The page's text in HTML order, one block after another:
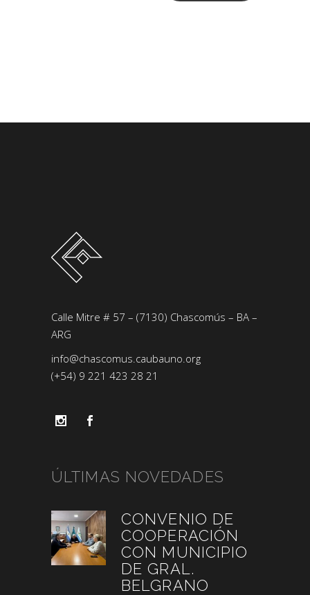
Calle Mitre # 57 – (7130) Chascomús – BA –
ARG
info@chascomus.caubauno.org
(+54) 9 221 423 28 21
ÚLTIMAS NOVEDADES
CONVENIO DE
COOPERACIÓN
CON MUNICIPIO
DE GRAL.
BELGRANO